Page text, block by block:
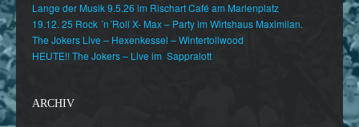
Lange der Musik 9.5.26 im Rischart Café am Marienplatz
19.12. 25 Rock ´n´Roll X- Max – Party im Wirtshaus Maximilan.
The Jokers Live – Hexenkessel – Wintertollwood
HEUTE!! The Jokers – Live im Sappralott
ARCHIV